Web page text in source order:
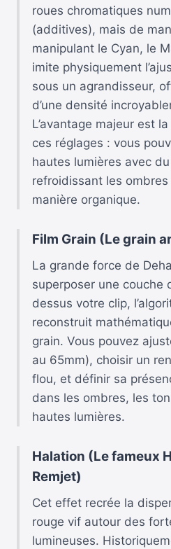
roues chromatiques
(additives), mais de
manipulant le Cyan, le
imite physiquement
sous un agrandisseur,
d’une densité
L’avantage majeur est
ces réglages : vous
hautes lumières avec
refroidissant les
manière organique.
Film Grain (Le grain
La grande force de
superposer une couche
dessus votre clip,
reconstruit
grain. Vous pouvez
au 65mm), choisir un
flou, et définir sa
dans les ombres, les
hautes lumières.
Halation (Le fameux
Remjet)
Cet effet recrée la
rouge vif autour des
lumineuses.